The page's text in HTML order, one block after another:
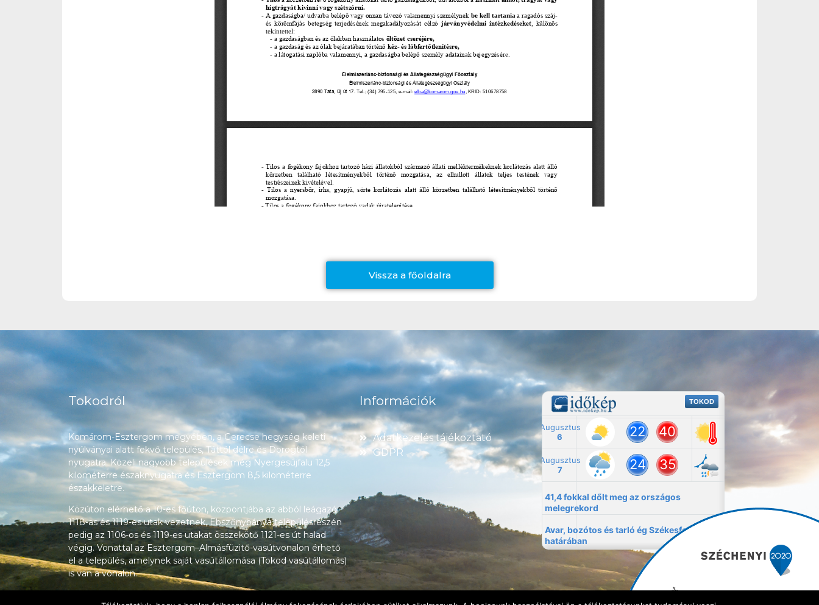
Vissza a főoldalra
Tokodról
Komárom-Esztergom megyében, a Gerecse hegység keleti
nyúlványai alatt fekvő település, Táttól délre és Dorogtól
nyugatra. Közeli nagyobb települések még Nyergesújfalu 12,5
kilométerre északnyugatra és Esztergom 8,5 kilométerre
északkeletre.
Közúton elérhető a 10-es főúton, központjába az abból leágazó
1118-as és 1119-es utak vezetnek, Ebszőnybánya településrészén
pedig az 1106-os és 1119-es utakat összekötő 1121-es út halad
végig. Vonattal az Esztergom–Almásfüzitő-vasútvonalon érhető
el a település, amelynek saját vasútállomása (Tokod vasútállomás)
is van a vonalon.
Információk
Adatkezelés tájékoztató
GDPR